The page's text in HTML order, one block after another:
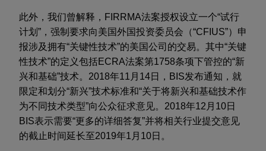
此外，我们曾解释，FIRRMA法案授权设立一个“试行
计划”，强制要求向美国外国投资委员会（“CFIUS”）申
报涉及拥有“关键性技术”的美国公司的交易。其中“关键
性技术”的定义包括ECRA法案第1758条项下管控的“新
兴和基础”技术。2018年11月14日，BIS发布通知，就
限定和划分“新兴”技术标准和“关于将新兴和基础技术作
为不同技术类型”向公众征求意见。2018年12月10日
BIS表示需要“更多的详细答复”并将相关行业提交意见
的截止时间延长至2019年1月10日。